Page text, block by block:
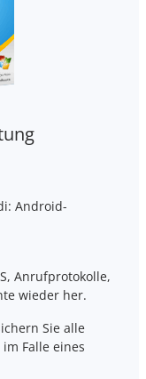
Android-
Anrufprotokolle,
wieder her.
Sie alle
Falle eines